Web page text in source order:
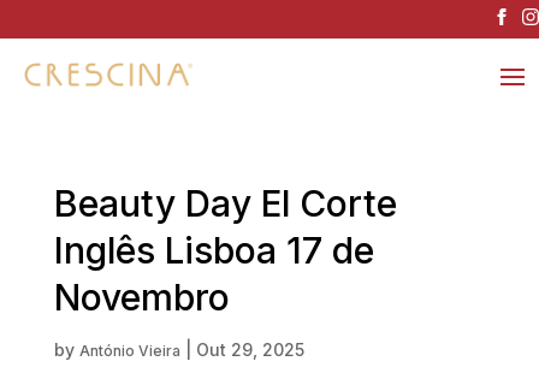
Beauty Day El Corte
Inglês Lisboa 17 de
Novembro
by António Vieira Out 29, 2025